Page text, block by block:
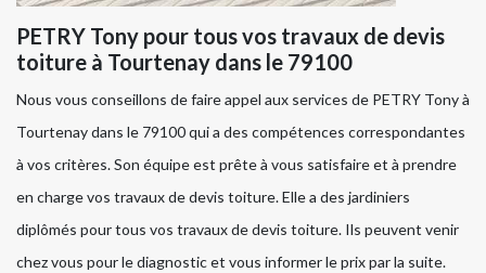
PETRY Tony pour tous vos travaux de devis
toiture à Tourtenay dans le 79100
Nous vous conseillons de faire appel aux services de PETRY Tony à
Tourtenay dans le 79100 qui a des compétences correspondantes
à vos critères. Son équipe est prête à vous satisfaire et à prendre
en charge vos travaux de devis toiture. Elle a des jardiniers
diplômés pour tous vos travaux de devis toiture. Ils peuvent venir
chez vous pour le diagnostic et vous informer le prix par la suite.